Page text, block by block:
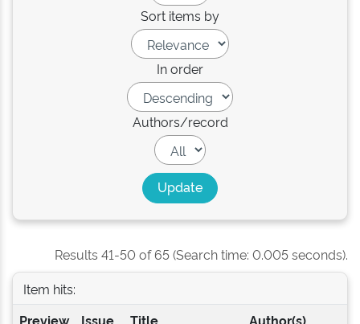
Sort items by
In order
Authors/record
Results 41-50 of 65 (Search time: 0.005 seconds).
Item hits:
Preview
Issue Title Author(s)